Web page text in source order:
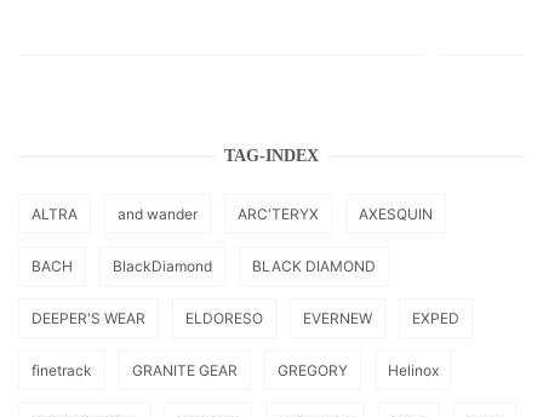
TAG-INDEX
ALTRA and wander ARC'TERYX AXESQUIN
BACH BlackDiamond BLACK DIAMOND
DEEPER'S WEAR ELDORESO EVERNEW EXPED
finetrack GRANITE GEAR GREGORY Helinox